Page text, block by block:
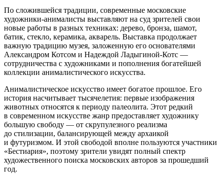
По сложившейся традиции, современные московские
художники-анималисты выставляют на суд зрителей свои
новые работы в разных техниках: дерево, бронза, шамот,
батик, стекло, керамика, акварель. Выставка продолжает
важную традицию музея, заложенную его основателями
Александром Котсом и Надеждой Ладыгиной-Котс —
сотрудничества с художниками и пополнения богатейшей
коллекции анималистического искусства.
Анималистическое искусство имеет богатое прошлое. Его
история насчитывает тысячелетия: первые изображения
животных относятся к периоду палеолита. Этот редкий
в современном искусстве жанр предоставляет художнику
большую свободу — от скрупулезного реализма
до стилизации, балансирующей между архаикой
и футуризмом. И этой свободой вполне пользуются участники
«Бестиария», поэтому зрители увидят полный спектр
художественного поиска московских авторов за прошедший
год.